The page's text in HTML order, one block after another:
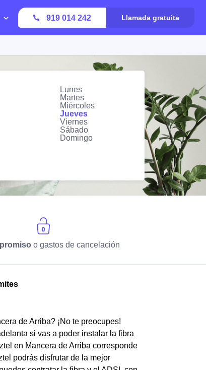
919 014 242 Llamada gratuita
Lunes
Martes
Miércoles
Jueves
Viernes
Sábado
Domingo
o gastos de cancelación
de Arriba? ¡No te preocupes!
si vas a poder instalar la fibra
en Mancera de Arriba corresponde
podrás disfrutar de la mejor